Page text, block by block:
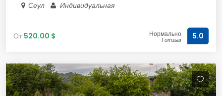
Сеул Индивидуальная
От 520.00 $ Нормально
1 отзыв 5.0